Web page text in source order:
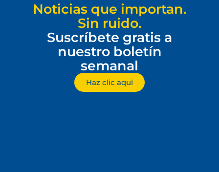
Noticias que importan.
Sin ruido.
Suscríbete gratis a
nuestro boletín
semanal
Haz clic aquí